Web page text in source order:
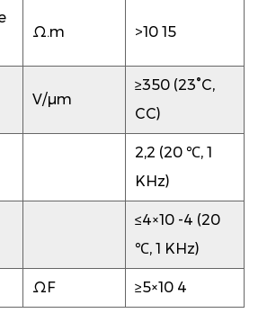
Ω.m >10 15
V/μm
≥350 (23°C,
CC)
2,2 (20 ℃, 1
KHz)
≤4×10 -4 (20
℃, 1 KHz)
ΩF ≥5×10 4